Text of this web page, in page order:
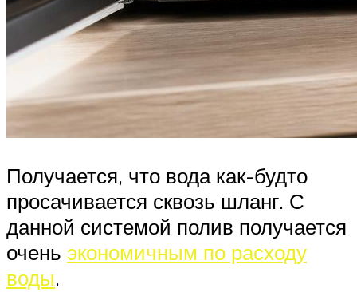
Получается, что вода как-будто
просачивается сквозь шланг. С
данной системой полив получается
очень экономичным по расходу
воды.